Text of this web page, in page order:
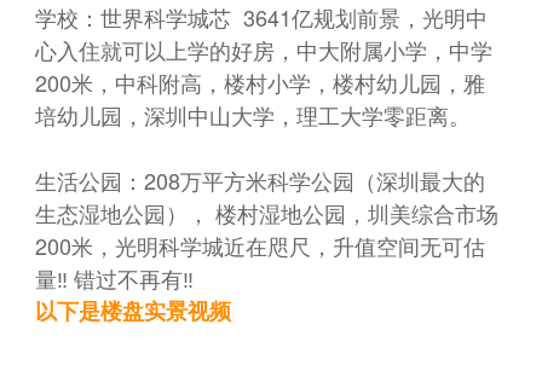
学校：世界科学城芯 3641亿规划前景，光明中
心入住就可以上学的好房，中大附属小学，中学
200米，中科附高，楼村小学，楼村幼儿园，雅
培幼儿园，深圳中山大学，理工大学零距离。
生活公园：208万平方米科学公园（深圳最大的
生态湿地公园）， 楼村湿地公园，圳美综合市场
200米，光明科学城近在咫尺，升值空间无可估
量‼ 错过不再有‼
以下是楼盘实景视频